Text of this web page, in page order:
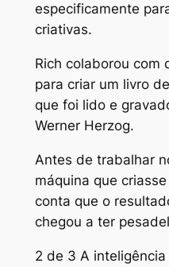
especificamente
criativas.
Rich colaborou com
para criar um livro
que foi lido e
Werner Herzog.
Antes de trabalhar
máquina que
conta que o
chegou a ter
2 de 3 A